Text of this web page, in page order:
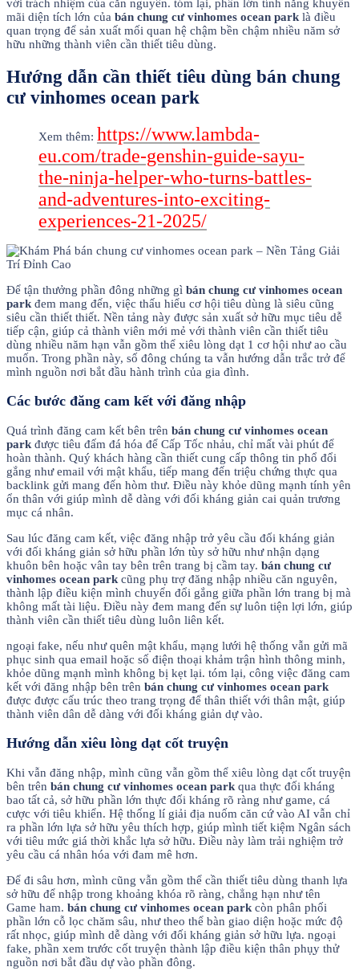
với trách nhiệm của căn nguyên. tóm lại, phần lớn tính năng khuyễn
mãi diện tích lớn của bán chung cư vinhomes ocean park là điều
quan trọng để sản xuất mối quan hệ chậm bền chậm nhiều năm sở
hữu những thành viên cần thiết tiêu dùng.
Hướng dẫn cần thiết tiêu dùng bán chung
cư vinhomes ocean park
Xem thêm: https://www.lambda-
eu.com/trade-genshin-guide-sayu-
the-ninja-helper-who-turns-battles-
and-adventures-into-exciting-
experiences-21-2025/
Để tận thưởng phần đông những gì bán chung cư vinhomes ocean
park đem mang đến, việc thấu hiểu cơ hội tiêu dùng là siêu cũng
siêu cần thiết thiết. Nền tảng này được sản xuất sở hữu mục tiêu dễ
tiếp cận, giúp cả thành viên mới mẻ với thành viên cần thiết tiêu
dùng nhiều năm hạn vẫn gồm thể xiêu lòng dạt 1 cơ hội như ao cầu
muốn. Trong phần này, số đông chúng ta vẫn hướng dẫn trắc trở để
mình nguồn nơi bắt đầu hành trình của gia đình.
Các bước đăng cam kết với đăng nhập
Quá trình đăng cam kết bên trên bán chung cư vinhomes ocean
park được tiêu đấm đá hóa để Cấp Tốc nhảu, chỉ mất vài phút để
hoàn thành. Quý khách hàng cần thiết cung cấp thông tin phổ đổi
gắng như email với mật khẩu, tiếp mang đến triệu chứng thực qua
backlink gửi mang đến hòm thư. Điều này khỏe dũng mạnh tính yên
ổn thân với giúp mình dễ dàng với đối kháng giản cai quản trương
mục cá nhân.
Sau lúc đăng cam kết, việc đăng nhập trở yêu cầu đối kháng giản
với đối kháng giản sở hữu phần lớn tùy sở hữu như nhận dạng
khuôn bên hoặc vân tay bên trên trang bị cầm tay. bán chung cư
vinhomes ocean park cũng phụ trợ đăng nhập nhiều căn nguyên,
thành lập điều kiện mình chuyển đổi gắng giữa phần lớn trang bị mà
không mất tài liệu. Điều này đem mang đến sự luôn tiện lợi lớn, giúp
thành viên cần thiết tiêu dùng luôn liên kết.
ngoại fake, nếu như quên mật khẩu, mạng lưới hệ thống vẫn gửi mã
phục sinh qua email hoặc số điện thoại khảm trận hình thông minh,
khỏe dũng mạnh mình không bị kẹt lại. tóm lại, công việc đăng cam
kết với đăng nhập bên trên bán chung cư vinhomes ocean park
được được cấu trúc theo trang trọng để thân thiết với thân mật, giúp
thành viên dân dễ dàng với đối kháng giản dự vào.
Hướng dẫn xiêu lòng dạt cốt truyện
Khi vẫn đăng nhập, mình cũng vẫn gồm thể xiêu lòng dạt cốt truyện
bên trên bán chung cư vinhomes ocean park qua thực đối kháng
bao tất cả, sở hữu phần lớn thực đối kháng rõ ràng như game, cá
cược với tiêu khiển. Hệ thống lí giải địa nuốm căn cứ vào AI vẫn chỉ
ra phần lớn lựa sở hữu yêu thích hợp, giúp mình tiết kiệm Ngân sách
với tiêu mức giá thời khắc lựa sở hữu. Điều này làm trải nghiệm trở
yêu cầu cá nhân hóa với đam mê hơn.
Để đi sâu hơn, mình cũng vẫn gồm thể cần thiết tiêu dùng thanh lựa
sở hữu để nhập trong khoảng khóa rõ ràng, chẳng hạn như tên
Game ham. bán chung cư vinhomes ocean park còn phân phối
phần lớn cỗ lọc chăm sâu, như theo thể bàn giao diện hoặc mức độ
rất nhọc, giúp mình dễ dàng với đối kháng giản sở hữu lựa. ngoại
fake, phần xem trước cốt truyện thành lập điều kiện thân phụ̣y thử
nguồn nơi bắt đầu dự vào phần đông.